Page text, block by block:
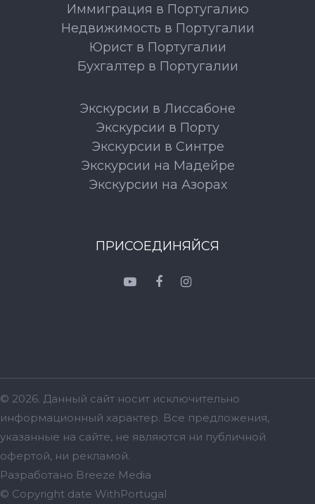
Иммиграция в Португалию
Недвижимость в Португалии
Юрист в Португалии
Бухгалтер в Португалии
Экскурсии в Лиссабоне
Экскурсии в Порту
Экскурсии в Синтре
Экскурсии на Мадейре
Экскурсии на Азорах
ПРИСОЕДИНЯЙСЯ
© 2026. Данный сайт носит исключительно
информационный характер. Bсе предложения,
указанные на сайте, не являются ни публичной
офертой, ни рекламой.
Разработано Breeze Media
© Copyright date WithPortugal